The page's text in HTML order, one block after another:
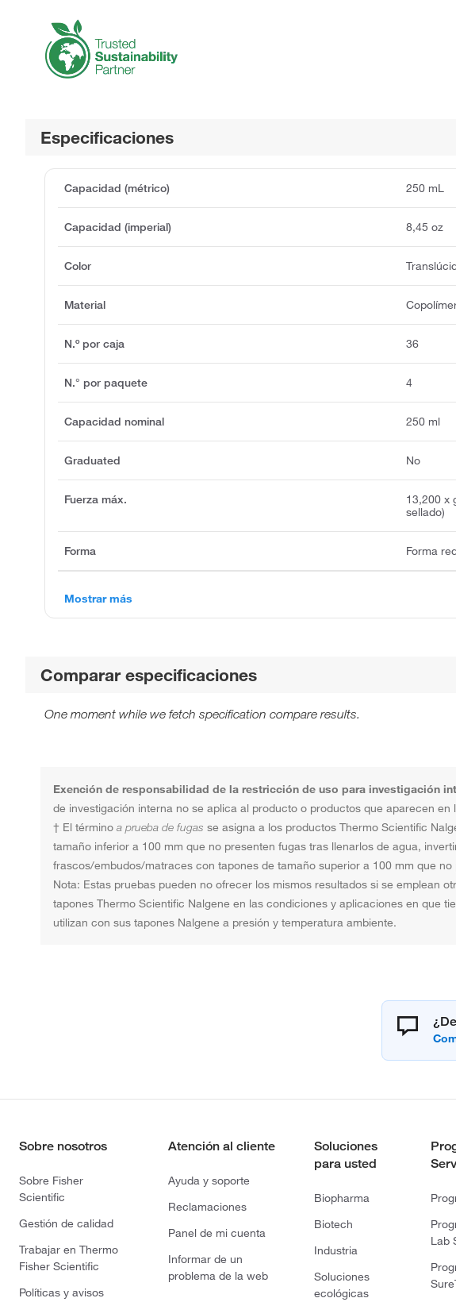
Especificaciones
Capacidad (métrico) 250 mL
Capacidad (imperial) 8,45 oz
Color
Material
N.º por caja 36
N.° por paquete 4
Capacidad nominal 250 ml
Graduated No
Fuerza máx.
13,200 x
sellado)
Forma Forma
Mostrar más
Comparar especificaciones
One moment while we fetch specification compare results.
Exención de responsabilidad de la restricción de uso para investigación
de investigación interna no se aplica al producto o productos que aparecen
† El términoa prueba de fugas se asigna a los productos Thermo Scientific
tamaño inferior a 100 mm que no presenten fugas tras llenarlos de agua,
frascos/embudos/matraces con tapones de tamaño superior a 100 mm que
Nota: Estas pruebas pueden no ofrecer los mismos resultados si se emplean
tapones Thermo Scientific Nalgene en las condiciones y aplicaciones en que
utilizan con sus tapones Nalgene a presión y temperatura ambiente.
Sobre nosotros
Sobre Fisher
Scientific
Gestión de calidad
Trabajar en Thermo
Fisher Scientific
Políticas y avisos
Atención al cliente
Ayuda y soporte
Reclamaciones
Panel de mi cuenta
Informar de un
problema de la web
Soluciones
para usted
Biopharma
Biotech
Industria
Soluciones
ecológicas
Lab